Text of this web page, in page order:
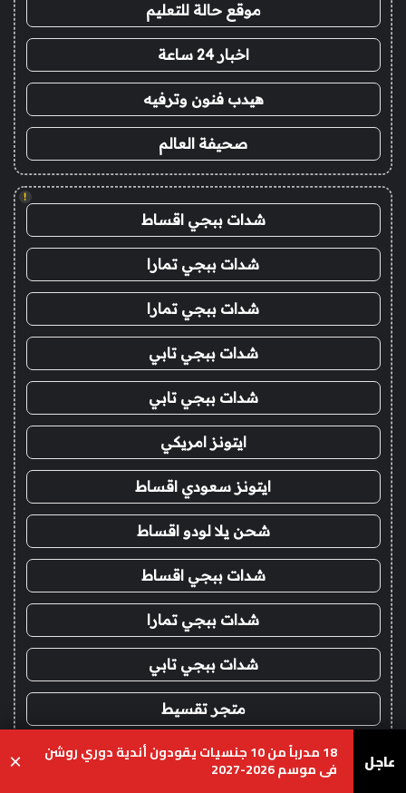
موقع حالة للتعليم
اخبار 24 ساعة
هيدب فنون وترفيه
صحيفة العالم
!
شدات ببجي اقساط
شدات ببجي تمارا
شدات ببجي تمارا
شدات ببجي تابي
شدات ببجي تابي
ايتونز امريكي
ايتونز سعودي اقساط
شحن يلا لودو اقساط
شدات ببجي اقساط
شدات ببجي تمارا
شدات ببجي تابي
متجر تقسيط
شدات ببجي اقساط عاجل 18 مدرباً من 10 جنسيات يقودون أندية دوري روشن
في موسم 2026-2027 ×